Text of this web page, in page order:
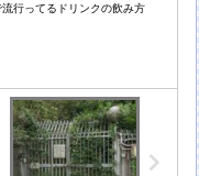
流行ってるドリンクの飲み方